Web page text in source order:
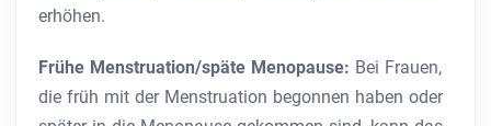
erhöhen.
Frühe Menstruation/späte Menopause: Bei Frauen,
die früh mit der Menstruation begonnen haben oder